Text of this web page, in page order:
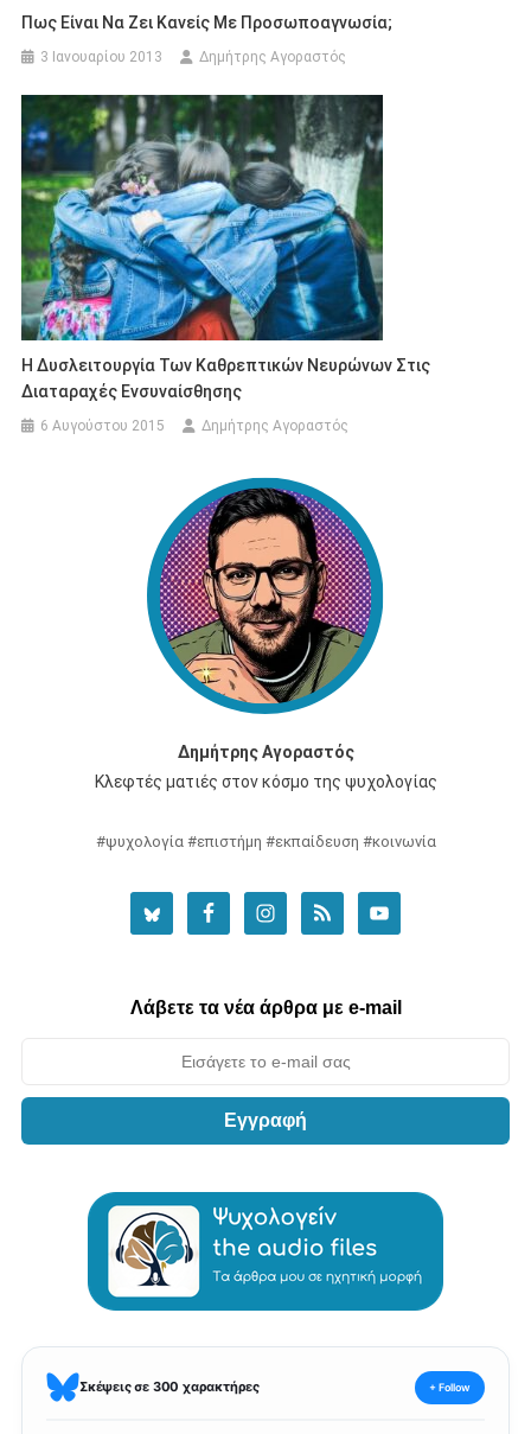
Πως Είναι Να Ζει Κανείς Με Προσωποαγνωσία;
3 Ιανουαρίου 2013 Δημήτρης Αγοραστός
Η Δυσλειτουργία Των Καθρεπτικών Νευρώνων Στις
Διαταραχές Ενσυναίσθησης
6 Αυγούστου 2015 Δημήτρης Αγοραστός
Δημήτρης Αγοραστός
Κλεφτές ματιές στον κόσμο της ψυχολογίας
#ψυχολογία #επιστήμη #εκπαίδευση #κοινωνία
Λάβετε τα νέα άρθρα με e-mail
Εγγραφή
Σκέψεις σε 300 χαρακτήρες + Follow